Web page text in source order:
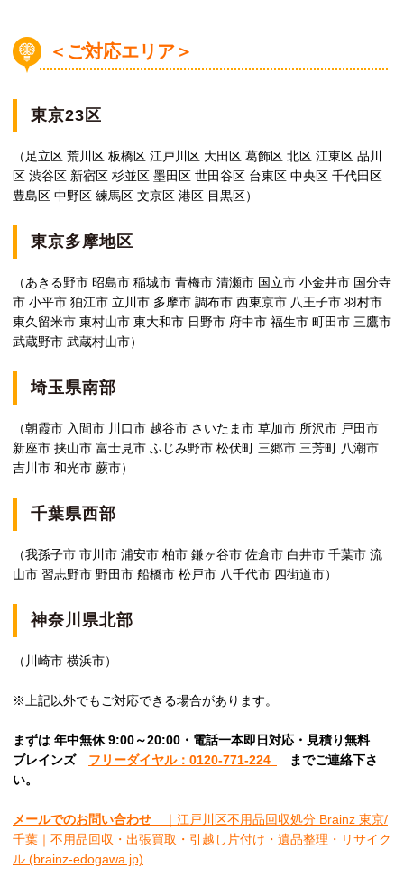
＜ご対応エリア＞
東京23区
（足立区 荒川区 板橋区 江戸川区 大田区 葛飾区 北区 江東区 品川
区 渋谷区 新宿区 杉並区 墨田区 世田谷区 台東区 中央区 千代田区
豊島区 中野区 練馬区 文京区 港区 目黒区）
東京多摩地区
（あきる野市 昭島市 稲城市 青梅市 清瀬市 国立市 小金井市 国分寺
市 小平市 狛江市 立川市 多摩市 調布市 西東京市 八王子市 羽村市
東久留米市 東村山市 東大和市 日野市 府中市 福生市 町田市 三鷹市
武蔵野市 武蔵村山市）
埼玉県南部
（朝霞市 入間市 川口市 越谷市 さいたま市 草加市 所沢市 戸田市
新座市 挟山市 富士見市 ふじみ野市 松伏町 三郷市 三芳町 八潮市
吉川市 和光市 蕨市）
千葉県西部
（我孫子市 市川市 浦安市 柏市 鎌ヶ谷市 佐倉市 白井市 千葉市 流
山市 習志野市 野田市 船橋市 松戸市 八千代市 四街道市）
神奈川県北部
（川崎市 横浜市）
※上記以外でもご対応できる場合があります。
まずは 年中無休 9:00～20:00・電話一本即日対応・見積り無料
ブレインズ フリーダイヤル：0120-771-224 までご連絡下さ
い。
メールでのお問い合わせ
｜江戸川区不用品回収処分 Brainz 東京/
千葉｜不用品回収・出張買取・引越し片付け・遺品整理・リサイク
ル (brainz-edogawa.jp)